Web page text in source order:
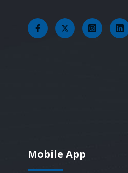
Mobile App